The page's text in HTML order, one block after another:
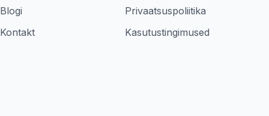
Blogi
Kontakt
Privaatsuspoliitika
Kasutustingimused